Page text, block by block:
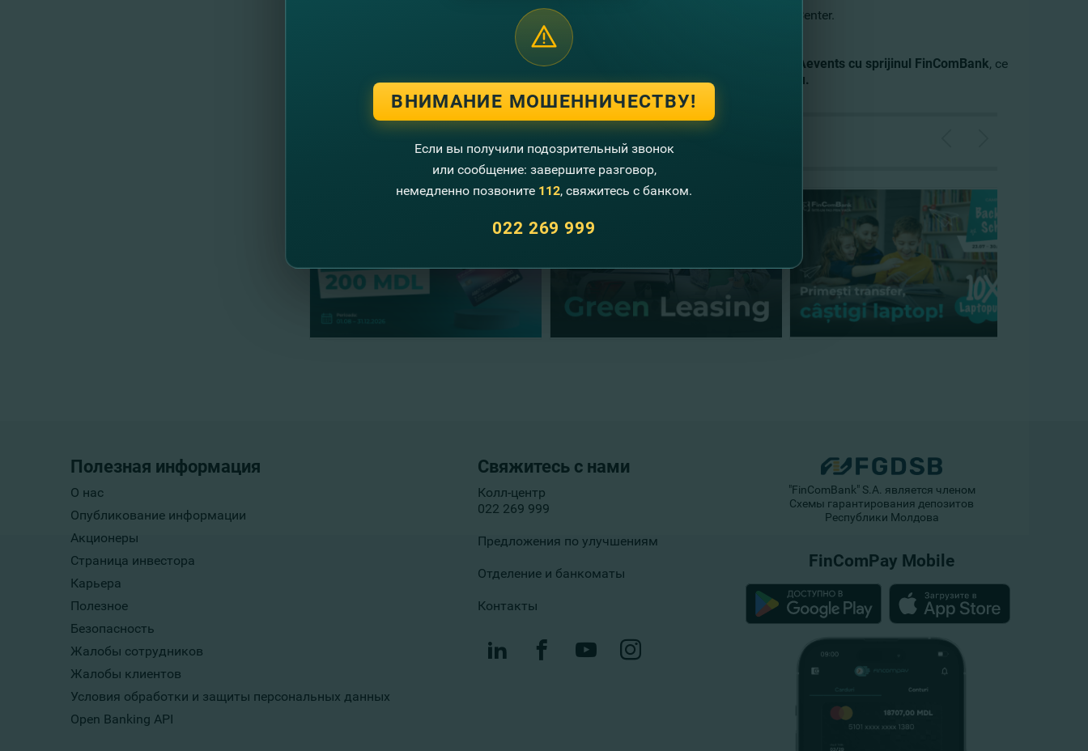
Gala IMM-urilor va avea loc pe data de 28 noiembrie, începând cu ora 09:30, la Toro Center.
Gala IMM-urilor din Republica Moldova PRIAevents cu sprijinul FinComBank, ce
va avea loc pe data de28 noiembrie, începând cu ora 09:30, la Toro Center, Chişinău.
Другие новости
Полезная информация
О нас
Опубликование информации
Акционеры
Страница инвестора
Карьера
Полезное
Безопасность
Жалобы сотрудников
Жалобы клиентов
Условия обработки и защиты персональных данных
Open Banking API
Свяжитесь с нами
Колл-центр
022 269 999
Предложения по улучшениям
Отделение и банкоматы
Контакты
"FinComBank" S.A. является членом
Схемы гарантирования депозитов
Республики Молдова
FinComPay Mobile
ВНИМАНИЕ МОШЕННИЧЕСТВУ!
Если вы получили подозрительный звонок
или сообщение: завершите разговор,
немедленно позвоните 112, свяжитесь с банком.
022 269 999